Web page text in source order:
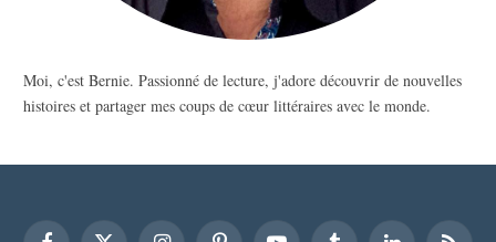
Moi, c'est Bernie. Passionné de lecture, j'adore découvrir de nouvelles
histoires et partager mes coups de cœur littéraires avec le monde.